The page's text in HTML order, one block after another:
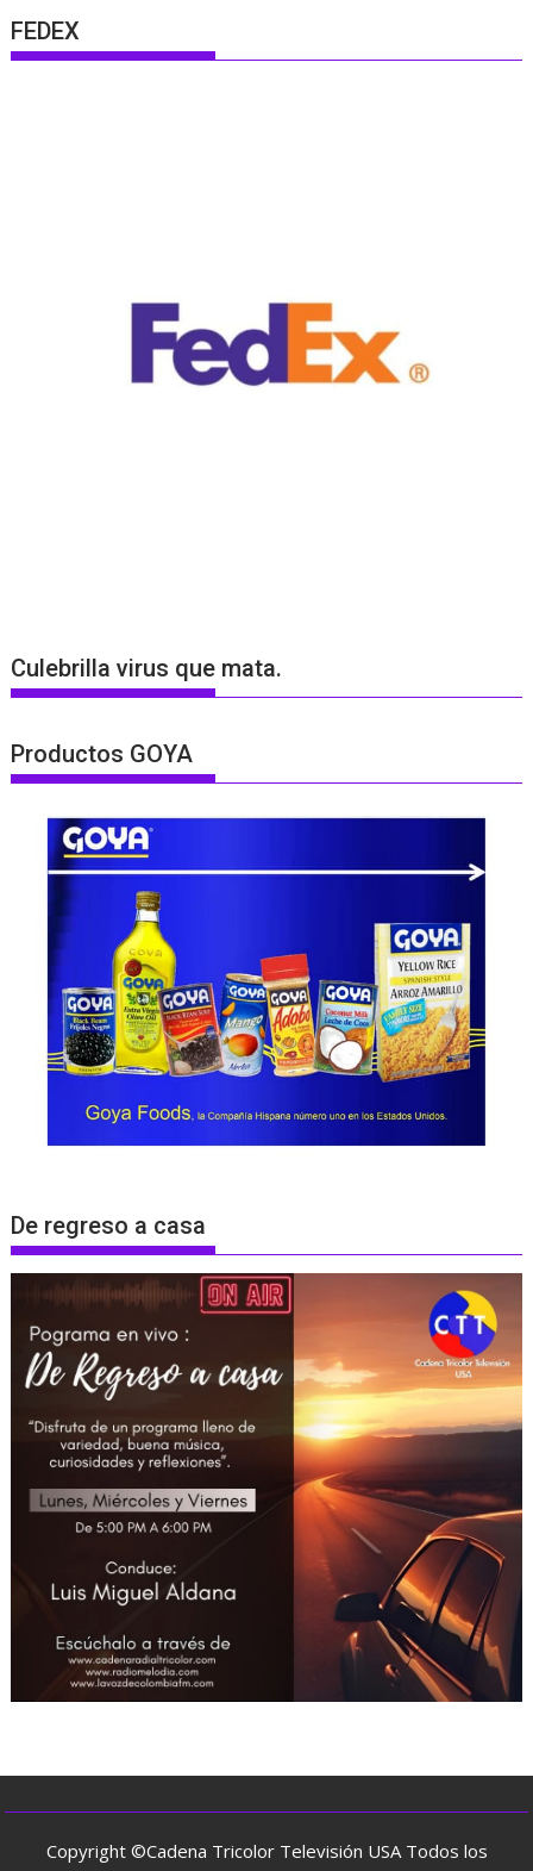
FEDEX
Culebrilla virus que mata.
Productos GOYA
De regreso a casa
Copyright ©Cadena Tricolor Televisión USA Todos los